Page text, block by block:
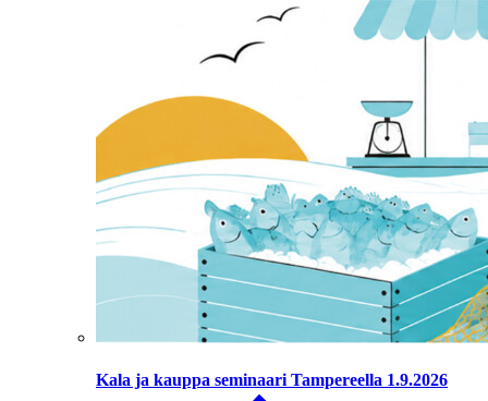
Kala ja kauppa seminaari Tampereella 1.9.2026